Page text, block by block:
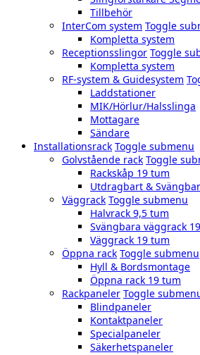
Tillbehör
InterCom system Toggle
Kompletta system
Receptionsslingor Toggle
Kompletta system
RF-system & Guidesystem
Laddstationer
MIK/Hörlur/Halsslinga
Mottagare
Sändare
Installationsrack Toggle submenu
Golvstående rack Toggle
Rackskåp 19 tum
Utdragbart &
Väggrack Toggle submenu
Halvrack 9,5 tum
Svängbara väggrack
Väggrack 19 tum
Öppna rack Toggle submenu
Hyll & Bordsmontage
Öppna rack 19 tum
Rackpaneler Toggle
Blindpaneler
Kontaktpaneler
Specialpaneler
Säkerhetspaneler